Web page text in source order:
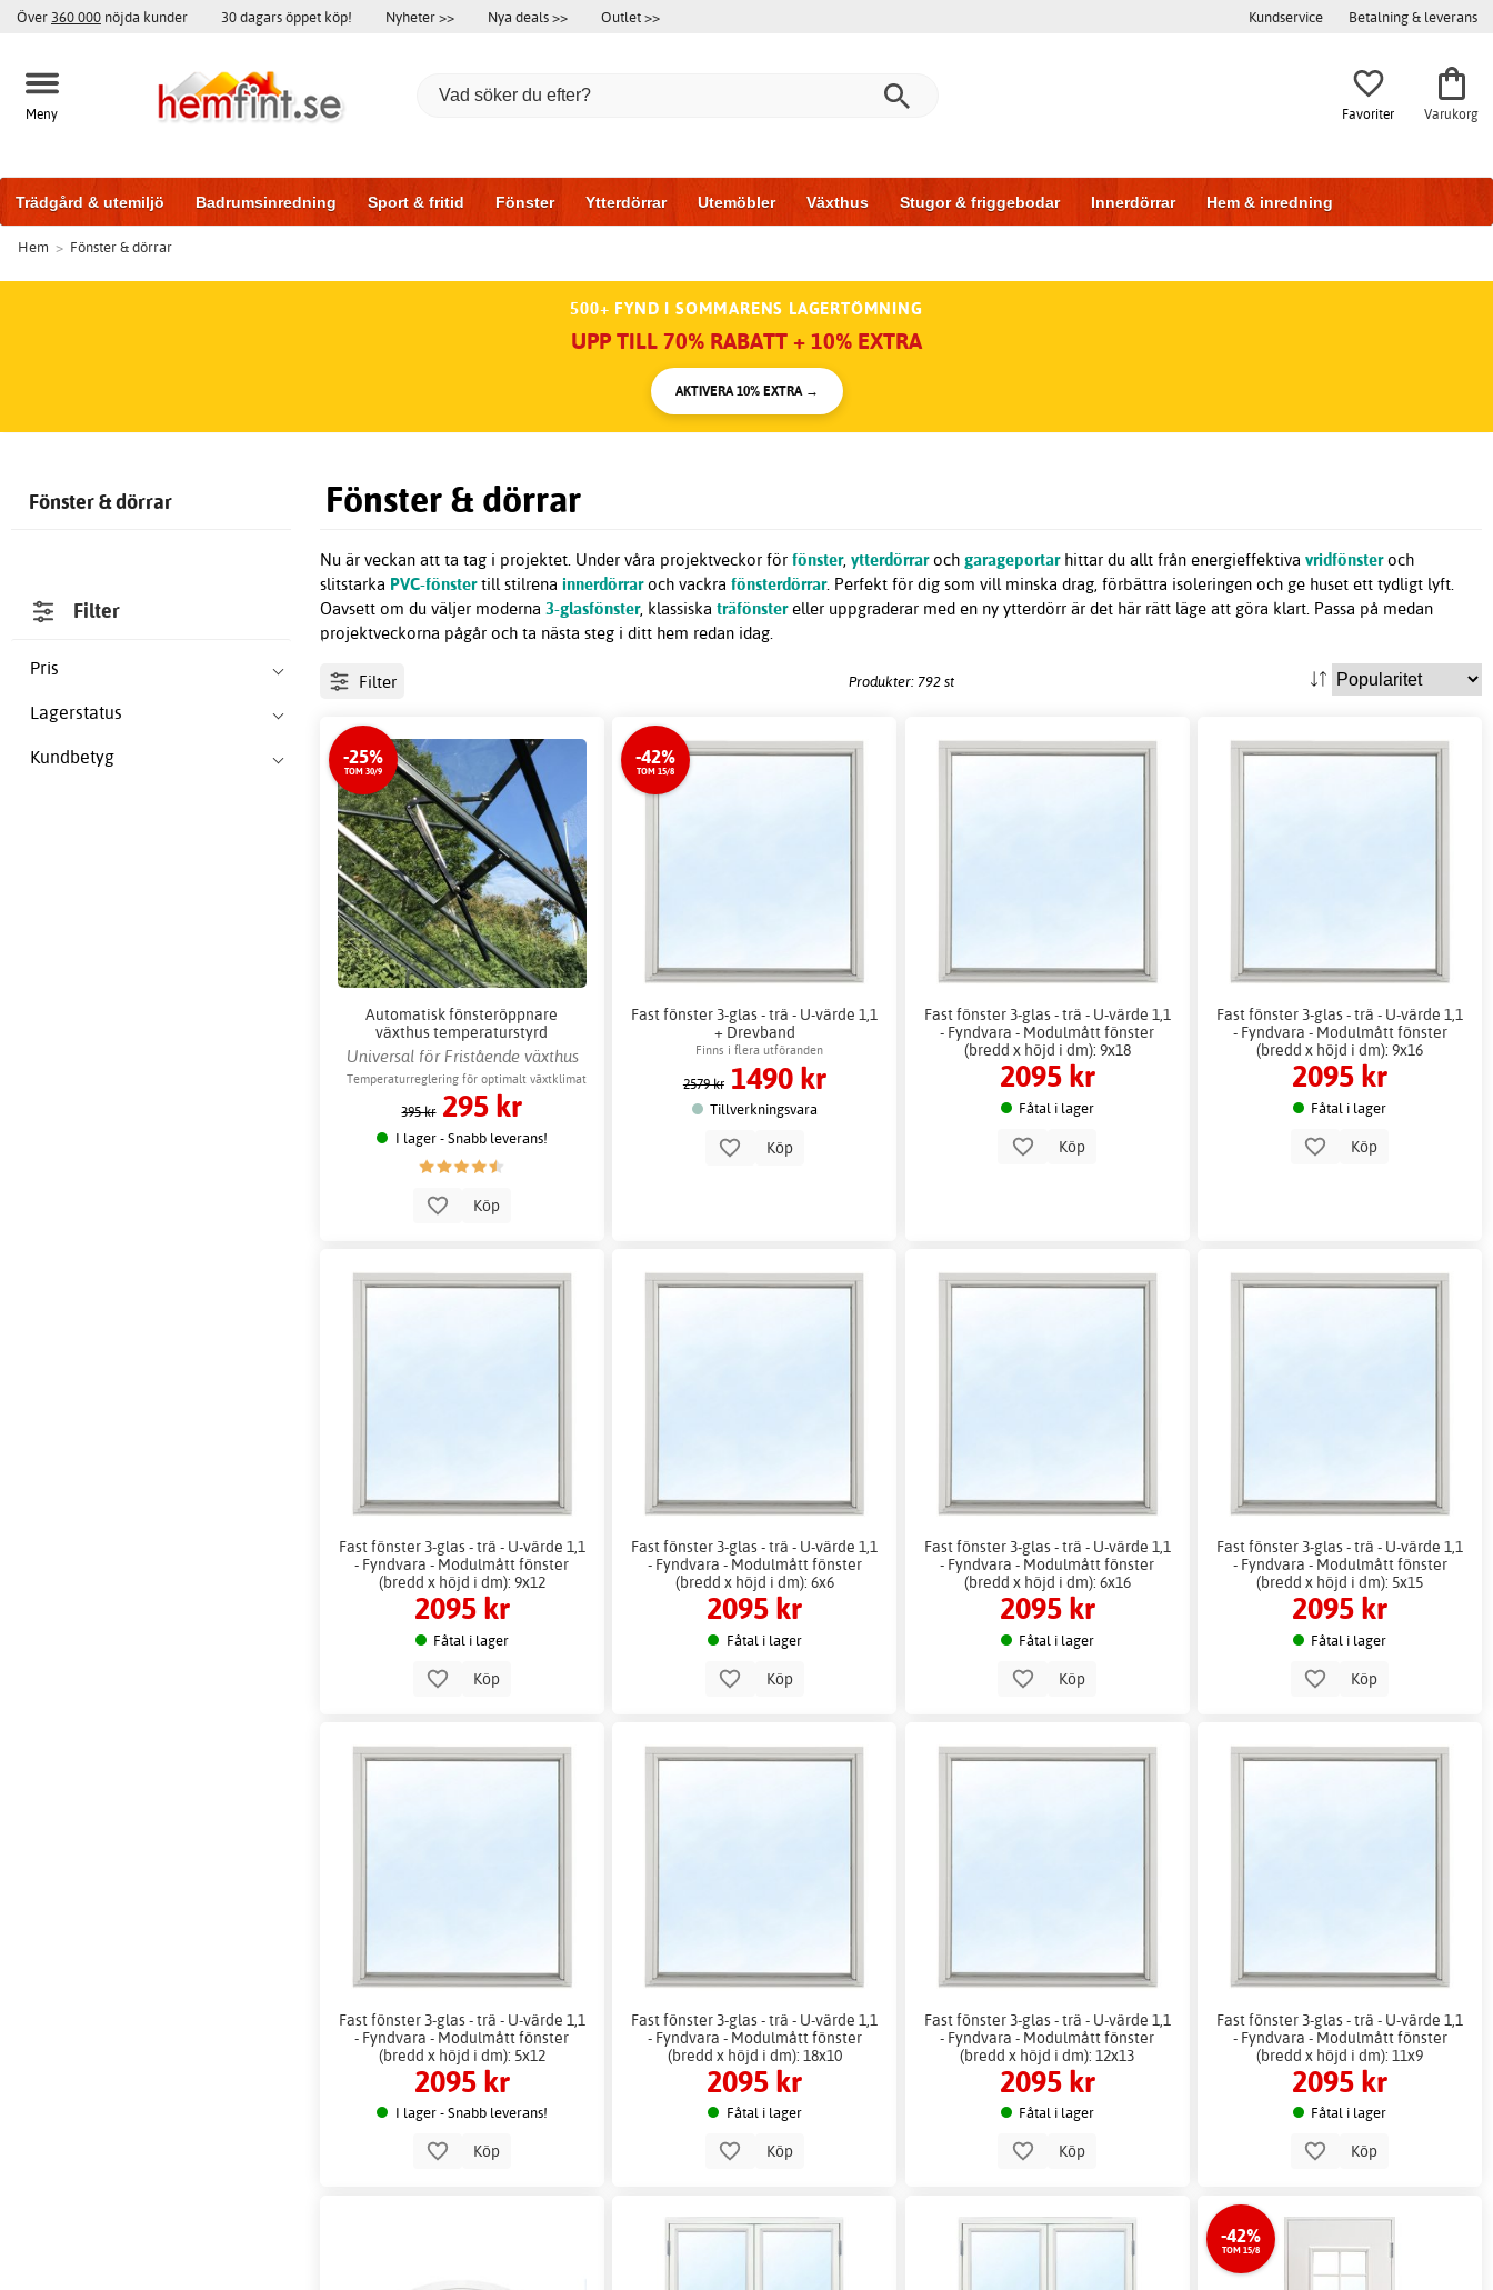
Över 360 000 nöjda kunder 30 dagars öppet köp! Nyheter >> Nya deals >> Outlet >> Kundservice Betalning & leverans
Meny Favoriter Varukorg
Trädgård & utemiljö Badrumsinredning Sport & fritid Fönster Ytterdörrar Utemöbler Växthus Stugor & friggebodar Innerdörrar Hem & inredning
Badrumsmöbler Träningsutrustning
Hem > Fönster & dörrar
500+ FYND I SOMMARENS LAGERTÖMNING
UPP TILL 70% RABATT + 10% EXTRA
AKTIVERA 10% EXTRA →
Fönster & dörrar
Nu är veckan att ta tag i projektet. Under våra projektveckor förfönster,ytterdörrarochgarageportarhittar du allt från energieffektivavridfönsteroch
slitstarka PVC-fönstertill stilrenainnerdörraroch vackrafönsterdörrar. Perfekt för dig som vill minska drag, förbättra isoleringen och ge huset ett tydligt lyft.
Oavsett om du väljer moderna3-glasfönster, klassiskaträfönstereller uppgraderar med en ny ytterdörr är det här rätt läge att göra klart. Passa på medan
projektveckorna pågår och ta nästa steg i ditt hem redan idag.
Fönster & dörrar
Filter
Pris
Lagerstatus
Kundbetyg
Filter Produkter: 792 st
-25%
TOM 30/9
Automatisk fönsteröppnare
växthus temperaturstyrd
ventilation
Universal för Fristående växthus
Temperaturreglering för optimalt växtklimat
395 kr 295 kr
I lager - Snabb leverans!
Köp
-42%
TOM 15/8
Fast fönster 3-glas - trä - U-värde 1,1
+ Drevband
Finns i flera utföranden
2579 kr 1490 kr
Tillverkningsvara
Köp
Fast fönster 3-glas - trä - U-värde 1,1
- Fyndvara - Modulmått fönster
(bredd x höjd i dm): 9x18
2095 kr
Fåtal i lager
Köp
Fast fönster 3-glas - trä - U-värde 1,1
- Fyndvara - Modulmått fönster
(bredd x höjd i dm): 9x16
2095 kr
Fåtal i lager
Köp
Fast fönster 3-glas - trä - U-värde 1,1
- Fyndvara - Modulmått fönster
(bredd x höjd i dm): 9x12
2095 kr
Fåtal i lager
Köp
Fast fönster 3-glas - trä - U-värde 1,1
- Fyndvara - Modulmått fönster
(bredd x höjd i dm): 6x6
2095 kr
Fåtal i lager
Köp
Fast fönster 3-glas - trä - U-värde 1,1
- Fyndvara - Modulmått fönster
(bredd x höjd i dm): 6x16
2095 kr
Fåtal i lager
Köp
Fast fönster 3-glas - trä - U-värde 1,1
- Fyndvara - Modulmått fönster
(bredd x höjd i dm): 5x15
2095 kr
Fåtal i lager
Köp
Fast fönster 3-glas - trä - U-värde 1,1
- Fyndvara - Modulmått fönster
(bredd x höjd i dm): 5x12
2095 kr
I lager - Snabb leverans!
Köp
Fast fönster 3-glas - trä - U-värde 1,1
- Fyndvara - Modulmått fönster
(bredd x höjd i dm): 18x10
2095 kr
Fåtal i lager
Köp
Fast fönster 3-glas - trä - U-värde 1,1
- Fyndvara - Modulmått fönster
(bredd x höjd i dm): 12x13
2095 kr
Fåtal i lager
Köp
Fast fönster 3-glas - trä - U-värde 1,1
- Fyndvara - Modulmått fönster
(bredd x höjd i dm): 11x9
2095 kr
Fåtal i lager
Köp
-42%
TOM 15/8